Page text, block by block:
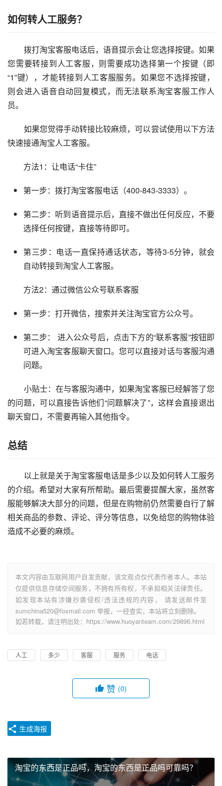
如何转人工服务？
您需要转接到人工客服，则需要成功选择第一个按键（即
“1”键），才能转接到人工客服服务。如果您不选择按键，
则会进入语音自动回复模式，而无法联系淘宝客服工作人
员。
快速接通淘宝人工客服。
        方法1：让电话“卡住”
第一步：拨打淘宝客服电话（400-843-3333）。
第二步：听到语音提示后，直接不做出任何反应，不要
选择任何按键，直接等待即可。
第三步：电话一直保持通话状态，等待3-5分钟，就会
自动转接到淘宝人工客服。
        方法2：通过微信公众号联系客服
第一步：打开微信，搜索并关注淘宝官方公众号。
第二步： 进入公众号后，点击下方的“联系客服”按钮即
可进入淘宝客服聊天窗口。您可以直接对话与客服沟通
问题。
的问题，可以直接告诉他们“问题解决了”，这样会直接退出
聊天窗口，不需要再输入其他指令。
总结
的介绍。希望对大家有所帮助。最后需要提醒大家，虽然客
服能够解决大部分的问题，但是在购物前仍然需要自行了解
相关商品的参数、评论、评分等信息，以免给您的购物体验
造成不必要的麻烦。
本文内容由互联网用户自发贡献，该文观点仅代表作者本人。本站
仅提供信息存储空间服务，不拥有所有权，不承担相关法律责任。
如发现本站有涉嫌抄袭侵权/违法违规的内容， 请发送邮件至
sumchina520@foxmail.com 举报，一经查实，本站将立刻删除。
如若转载，请注明出处：https://www.huoyanteam.com/29896.html
人工 多少 客服 服务 电话
赞 (0)
生成海报
淘宝的东西是正品吗，淘宝的东西是正品吗可靠吗？